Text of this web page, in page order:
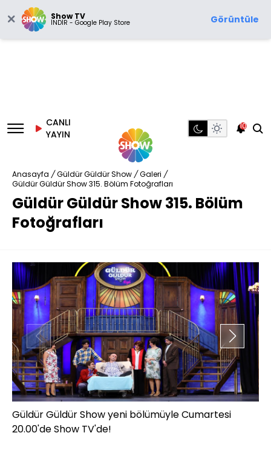
Show TV
İNDİR - Google Play Store Görüntüle
CANLI
YAYIN
10
Anasayfa / Güldür Güldür Show / Galeri /
Güldür Güldür Show 315. Bölüm Fotoğrafları
Güldür Güldür Show 315. Bölüm
Fotoğrafları
Güldür Güldür Show yeni bölümüyle Cumartesi
20.00'de Show TV'de!